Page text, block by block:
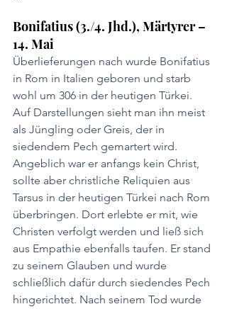
Bonifatius (3./4. Jhd.), Märtyrer –
14. Mai
Überlieferungen nach wurde Bonifatius
in Rom in Italien geboren und starb
wohl um 306 in der heutigen Türkei.
Auf Darstellungen sieht man ihn meist
als Jüngling oder Greis, der in
siedendem Pech gemartert wird.
Angeblich war er anfangs kein Christ,
sollte aber christliche Reliquien aus
Tarsus in der heutigen Türkei nach Rom
überbringen. Dort erlebte er mit, wie
Christen verfolgt werden und ließ sich
aus Empathie ebenfalls taufen. Er stand
zu seinem Glauben und wurde
schließlich dafür durch siedendes Pech
hingerichtet. Nach seinem Tod wurde